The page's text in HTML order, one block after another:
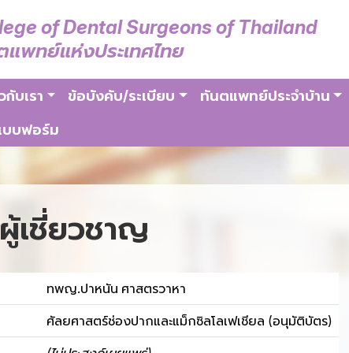
of Dental Surgeons of Thailand
แพทย์แห่งประเทศไทย
กับเรา ข้อบังคับ/ระเบียบ ทันตแพทย์ประจำบ้าน
บบฟอร์ม
เชี่ยวชาญ
ทพญ.ปาหนัน ศาสตรวาหา
ศัลยศาสตร์ช่องปากและแม็กซิลโลเฟเชียล (อนุมัติบัตร)